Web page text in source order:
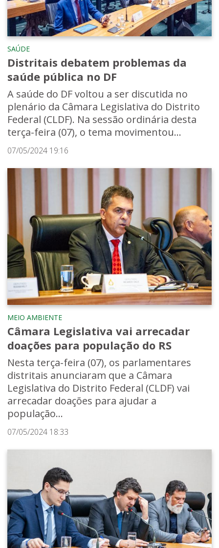
SAÚDE
Distritais debatem problemas da
saúde pública no DF
A saúde do DF voltou a ser discutida no
plenário da Câmara Legislativa do Distrito
Federal (CLDF). Na sessão ordinária desta
terça-feira (07), o tema movimentou...
07/05/2024 19:16
MEIO AMBIENTE
Câmara Legislativa vai arrecadar
doações para população do RS
Nesta terça-feira (07), os parlamentares
distritais anunciaram que a Câmara
Legislativa do Distrito Federal (CLDF) vai
arrecadar doações para ajudar a
população...
07/05/2024 18:33